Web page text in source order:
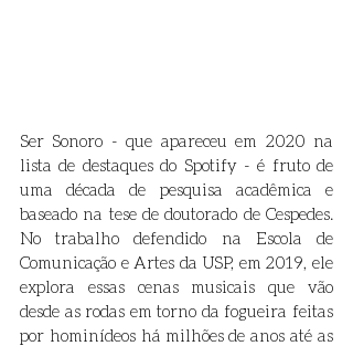
Ser Sonoro - que apareceu em 2020 na
lista de destaques do Spotify - é fruto de
uma década de pesquisa acadêmica e
baseado na tese de doutorado de Cespedes.
No trabalho defendido na Escola de
Comunicação e Artes da USP, em 2019, ele
explora essas cenas musicais que vão
desde as rodas em torno da fogueira feitas
por hominídeos há milhões de anos até as